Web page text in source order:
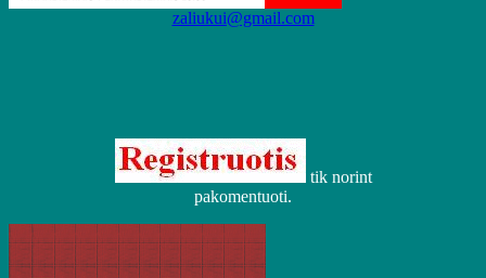
zaliukui@gmail.com
tik norint
pakomentuoti.